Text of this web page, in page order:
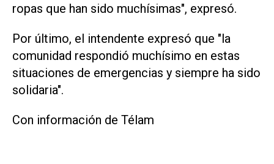
ropas que han sido muchísimas", expresó.
Por último, el intendente expresó que "la
comunidad respondió muchísimo en estas
situaciones de emergencias y siempre ha sido
solidaria".
Con información de Télam